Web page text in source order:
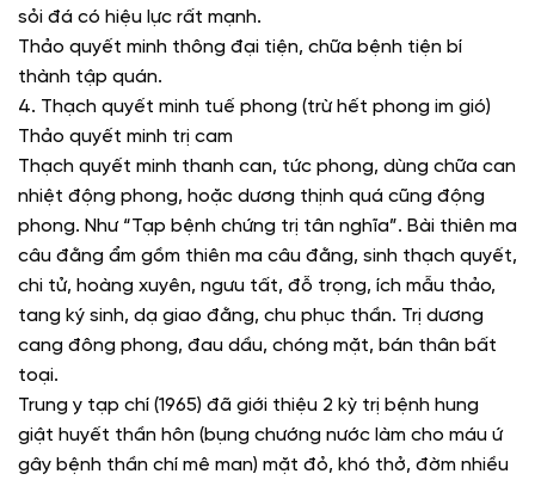
sỏi đá có hiệu lực rất mạnh.
Thảo quyết minh thông đại tiện, chữa bệnh tiện bí
thành tập quán.
4. Thạch quyết minh tuế phong (trừ hết phong im gió)
Thảo quyết minh trị cam
Thạch quyết minh thanh can, tức phong, dùng chữa can
nhiệt động phong, hoặc dương thịnh quá cũng động
phong. Như “Tạp bệnh chứng trị tân nghĩa”. Bài thiên ma
câu đằng ẩm gồm thiên ma câu đằng, sinh thạch quyết,
chi tử, hoàng xuyên, ngưu tất, đỗ trọng, ích mẫu thảo,
tang ký sinh, dạ giao đằng, chu phục thần. Trị dương
cang đông phong, đau dầu, chóng mặt, bán thân bất
toại.
Trung y tạp chí (1965) đã giới thiệu 2 kỳ trị bệnh hung
giật huyết thần hôn (bụng chướng nước làm cho máu ứ
gây bệnh thần chí mê man) mặt đỏ, khó thở, đờm nhiều